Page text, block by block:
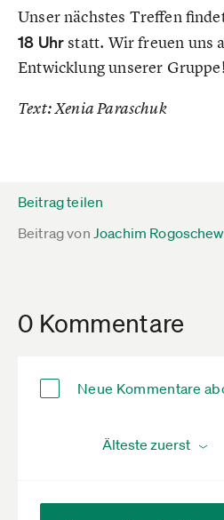
Unser nächstes Treffen
18 Uhrstatt. Wir freuen uns
Entwicklung unserer Gruppe!
Text: Xenia Paraschuk
Beitrag teilen
Beitrag von Joachim
0 Kommentare
Neue Kommentare